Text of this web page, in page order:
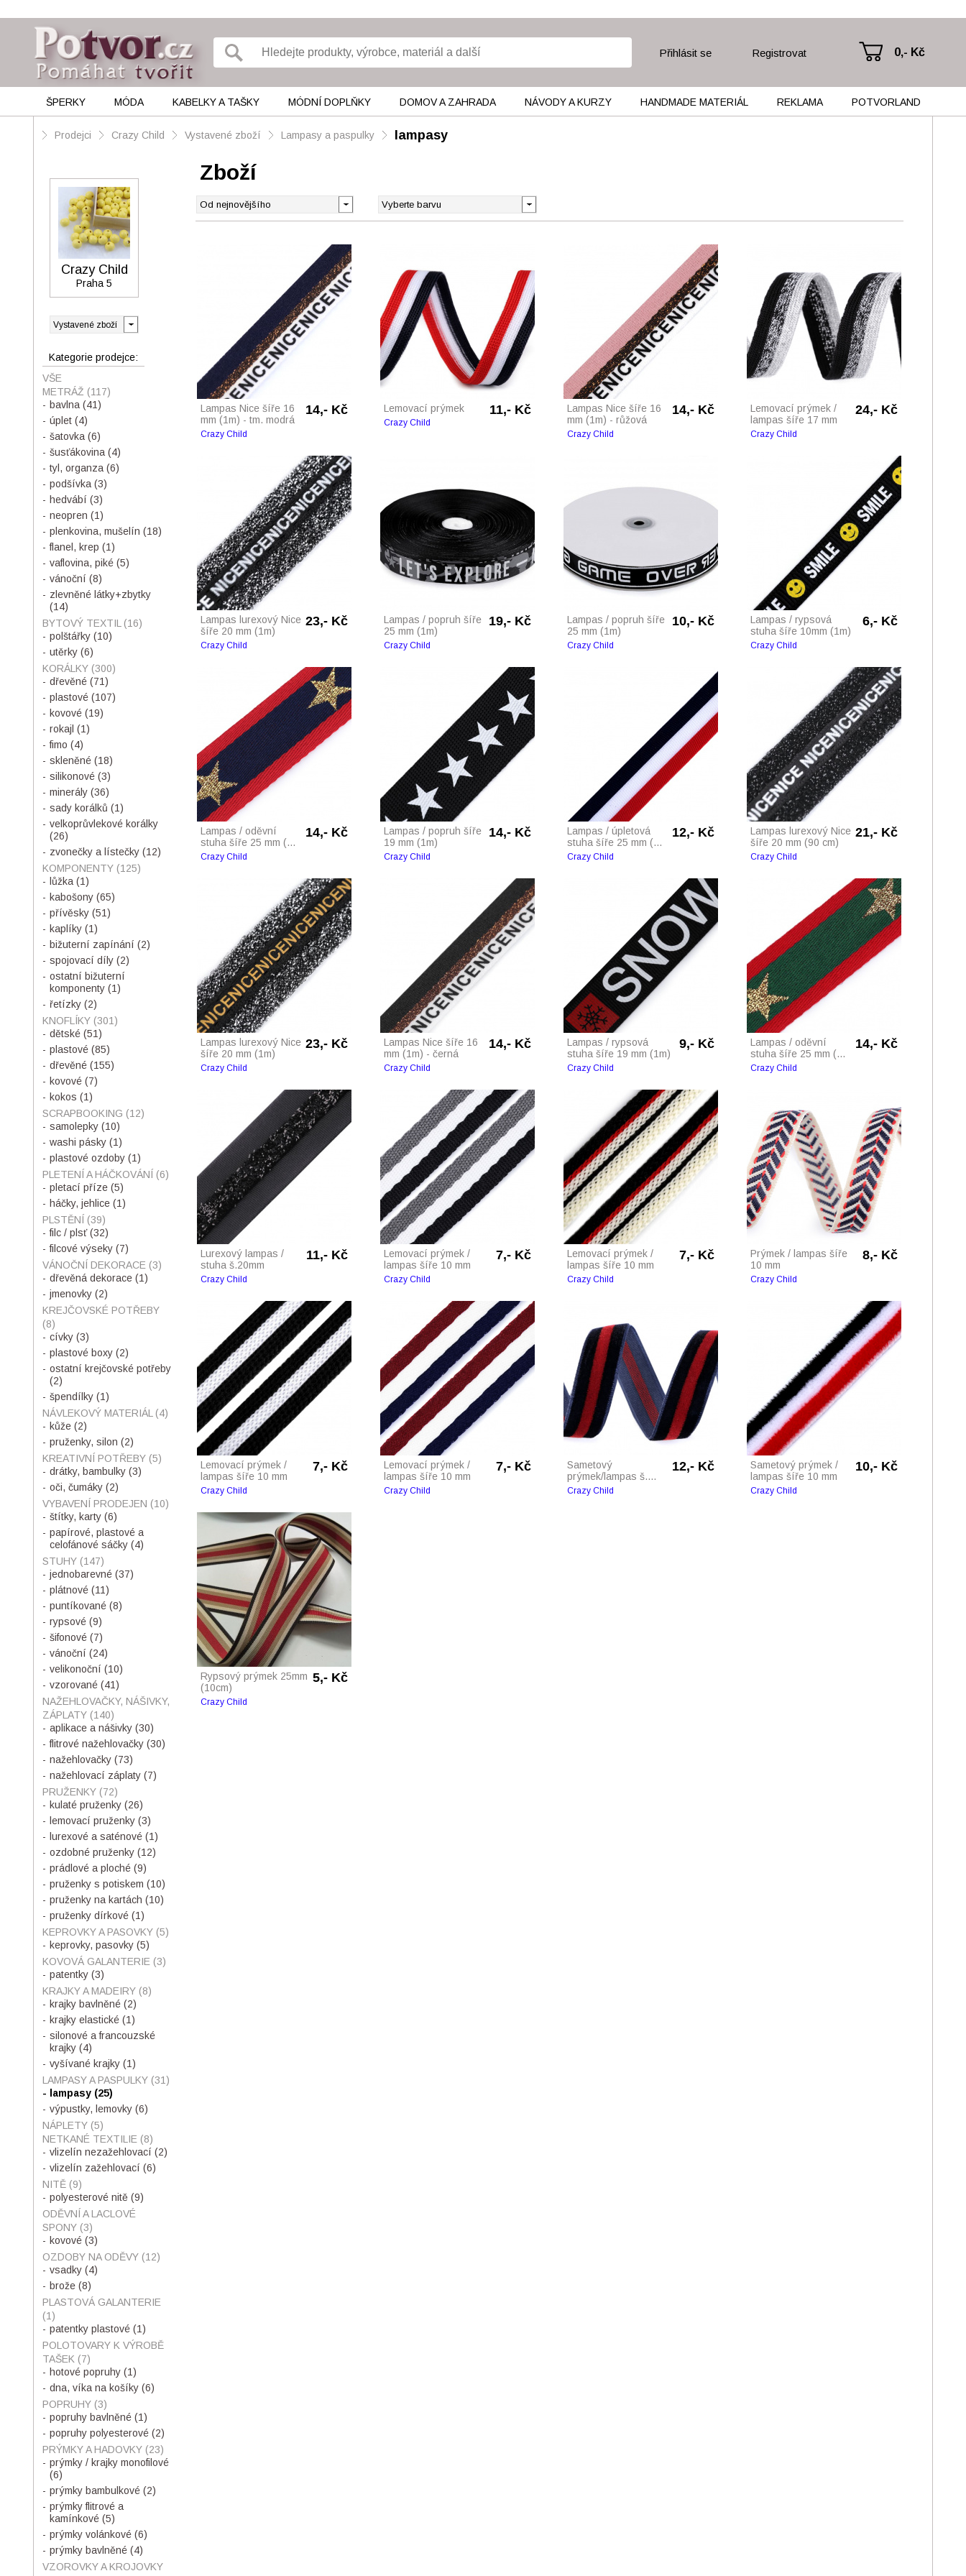
Přihlásit se Registrovat 0,- Kč
ŠPERKY MÓDA KABELKY A TAŠKY MÓDNÍ DOPLŇKY DOMOV A ZAHRADA NÁVODY A KURZY HANDMADE MATERIÁL REKLAMA POTVORLAND
Prodejci Crazy Child Vystavené zboží Lampasy a paspulky lampasy
Zboží
Lampas Nice šíře 16
mm (1m) - tm. modrá
14,- Kč
Crazy Child
Lemovací prýmek 11,- Kč
Crazy Child
Lampas Nice šíře 16
mm (1m) - růžová
14,- Kč
Crazy Child
Lemovací prýmek /
lampas šíře 17 mm
24,- Kč
Crazy Child
Lampas lurexový Nice
šíře 20 mm (1m)
23,- Kč
Crazy Child
Lampas / popruh šíře
25 mm (1m)
19,- Kč
Crazy Child
Lampas / popruh šíře
25 mm (1m)
10,- Kč
Crazy Child
Lampas / rypsová
stuha šíře 10mm (1m)
6,- Kč
Crazy Child
Lampas / oděvní
stuha šíře 25 mm (...
14,- Kč
Crazy Child
Lampas / popruh šíře
19 mm (1m)
14,- Kč
Crazy Child
Lampas / úpletová
stuha šíře 25 mm (...
12,- Kč
Crazy Child
Lampas lurexový Nice
šíře 20 mm (90 cm)
21,- Kč
Crazy Child
Lampas lurexový Nice
šíře 20 mm (1m)
23,- Kč
Crazy Child
Lampas Nice šíře 16
mm (1m) - černá
14,- Kč
Crazy Child
Lampas / rypsová
stuha šíře 19 mm (1m)
9,- Kč
Crazy Child
Lampas / oděvní
stuha šíře 25 mm (...
14,- Kč
Crazy Child
Lurexový lampas /
stuha š.20mm
11,- Kč
Crazy Child
Lemovací prýmek /
lampas šíře 10 mm
7,- Kč
Crazy Child
Lemovací prýmek /
lampas šíře 10 mm
7,- Kč
Crazy Child
Prýmek / lampas šíře
10 mm
8,- Kč
Crazy Child
Lemovací prýmek /
lampas šíře 10 mm
7,- Kč
Crazy Child
Lemovací prýmek /
lampas šíře 10 mm
7,- Kč
Crazy Child
Sametový
prýmek/lampas š....
12,- Kč
Crazy Child
Sametový prýmek /
lampas šíře 10 mm
10,- Kč
Crazy Child
Rypsový prýmek 25mm
(10cm)
5,- Kč
Crazy Child
Crazy Child
Praha 5
Kategorie prodejce:
VŠE
METRÁŽ (117)
bavlna (41)
úplet (4)
šatovka (6)
šusťákovina (4)
tyl, organza (6)
podšívka (3)
hedvábí (3)
neopren (1)
plenkovina, mušelín (18)
flanel, krep (1)
vaflovina, piké (5)
vánoční (8)
zlevněné látky+zbytky
(14)
BYTOVÝ TEXTIL (16)
polštářky (10)
utěrky (6)
KORÁLKY (300)
dřevěné (71)
plastové (107)
kovové (19)
rokajl (1)
fimo (4)
skleněné (18)
silikonové (3)
minerály (36)
sady korálků (1)
velkoprůvlekové korálky
(26)
zvonečky a lístečky (12)
KOMPONENTY (125)
lůžka (1)
kabošony (65)
přívěsky (51)
kaplíky (1)
bižuterní zapínání (2)
spojovací díly (2)
ostatní bižuterní
komponenty (1)
řetízky (2)
KNOFLÍKY (301)
dětské (51)
plastové (85)
dřevěné (155)
kovové (7)
kokos (1)
SCRAPBOOKING (12)
samolepky (10)
washi pásky (1)
plastové ozdoby (1)
PLETENÍ A HÁČKOVÁNÍ (6)
pletací příze (5)
háčky, jehlice (1)
PLSTĚNÍ (39)
filc / plsť(32)
filcové výseky (7)
VÁNOČNÍ DEKORACE (3)
dřevěná dekorace (1)
jmenovky (2)
KREJČOVSKÉ POTŘEBY
(8)
cívky (3)
plastové boxy (2)
ostatní krejčovské potřeby
(2)
špendílky (1)
NÁVLEKOVÝ MATERIÁL (4)
kůže (2)
pruženky, silon (2)
KREATIVNÍ POTŘEBY (5)
drátky, bambulky (3)
oči, čumáky (2)
VYBAVENÍ PRODEJEN (10)
štítky, karty (6)
papírové, plastové a
celofánové sáčky (4)
STUHY (147)
jednobarevné (37)
plátnové (11)
puntíkované (8)
rypsové (9)
šifonové (7)
vánoční (24)
velikonoční (10)
vzorované (41)
NAŽEHLOVAČKY, NÁŠIVKY,
ZÁPLATY (140)
aplikace a nášivky (30)
flitrové nažehlovačky (30)
nažehlovačky (73)
nažehlovací záplaty (7)
PRUŽENKY (72)
kulaté pruženky (26)
lemovací pruženky (3)
lurexové a saténové (1)
ozdobné pruženky (12)
prádlové a ploché (9)
pruženky s potiskem (10)
pruženky na kartách (10)
pruženky dírkové (1)
KEPROVKY A PASOVKY (5)
keprovky, pasovky (5)
KOVOVÁ GALANTERIE (3)
patentky (3)
KRAJKY A MADEIRY (8)
krajky bavlněné (2)
krajky elastické (1)
silonové a francouzské
krajky (4)
vyšívané krajky (1)
LAMPASY A PASPULKY (31)
lampasy (25)
výpustky, lemovky (6)
NÁPLETY (5)
NETKANÉ TEXTILIE (8)
vlizelín nezažehlovací (2)
vlizelín zažehlovací (6)
NITĚ (9)
polyesterové nitě (9)
ODĚVNÍ A LACLOVÉ
SPONY (3)
kovové (3)
OZDOBY NA ODĚVY (12)
vsadky (4)
brože (8)
PLASTOVÁ GALANTERIE
(1)
patentky plastové (1)
POLOTOVARY K VÝROBĚ
TAŠEK (7)
hotové popruhy (1)
dna, víka na košíky (6)
POPRUHY (3)
popruhy bavlněné (1)
popruhy polyesterové (2)
PRÝMKY A HADOVKY (23)
prýmky / krajky monofilové
(6)
prýmky bambulkové (2)
prýmky flitrové a
kamínkové (5)
prýmky volánkové (6)
prýmky bavlněné (4)
VZOROVKY A KROJOVKY